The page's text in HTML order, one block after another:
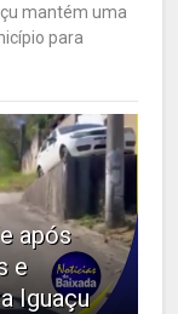
mantém uma
para
após
e
Iguaçu